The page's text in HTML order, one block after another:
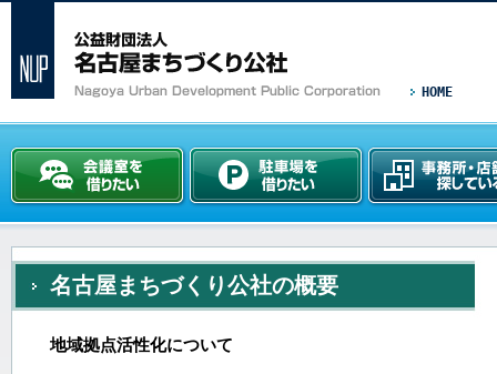
HOME
名古屋まちづくり公社の概要
地域拠点活性化について